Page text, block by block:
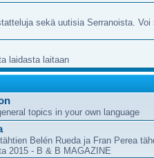
sekä uutisia Serranoista. Voi
laidasta laitaan
topics in your own language
Belén Rueda ja Fran Perea
2015 - B & B MAGAZINE